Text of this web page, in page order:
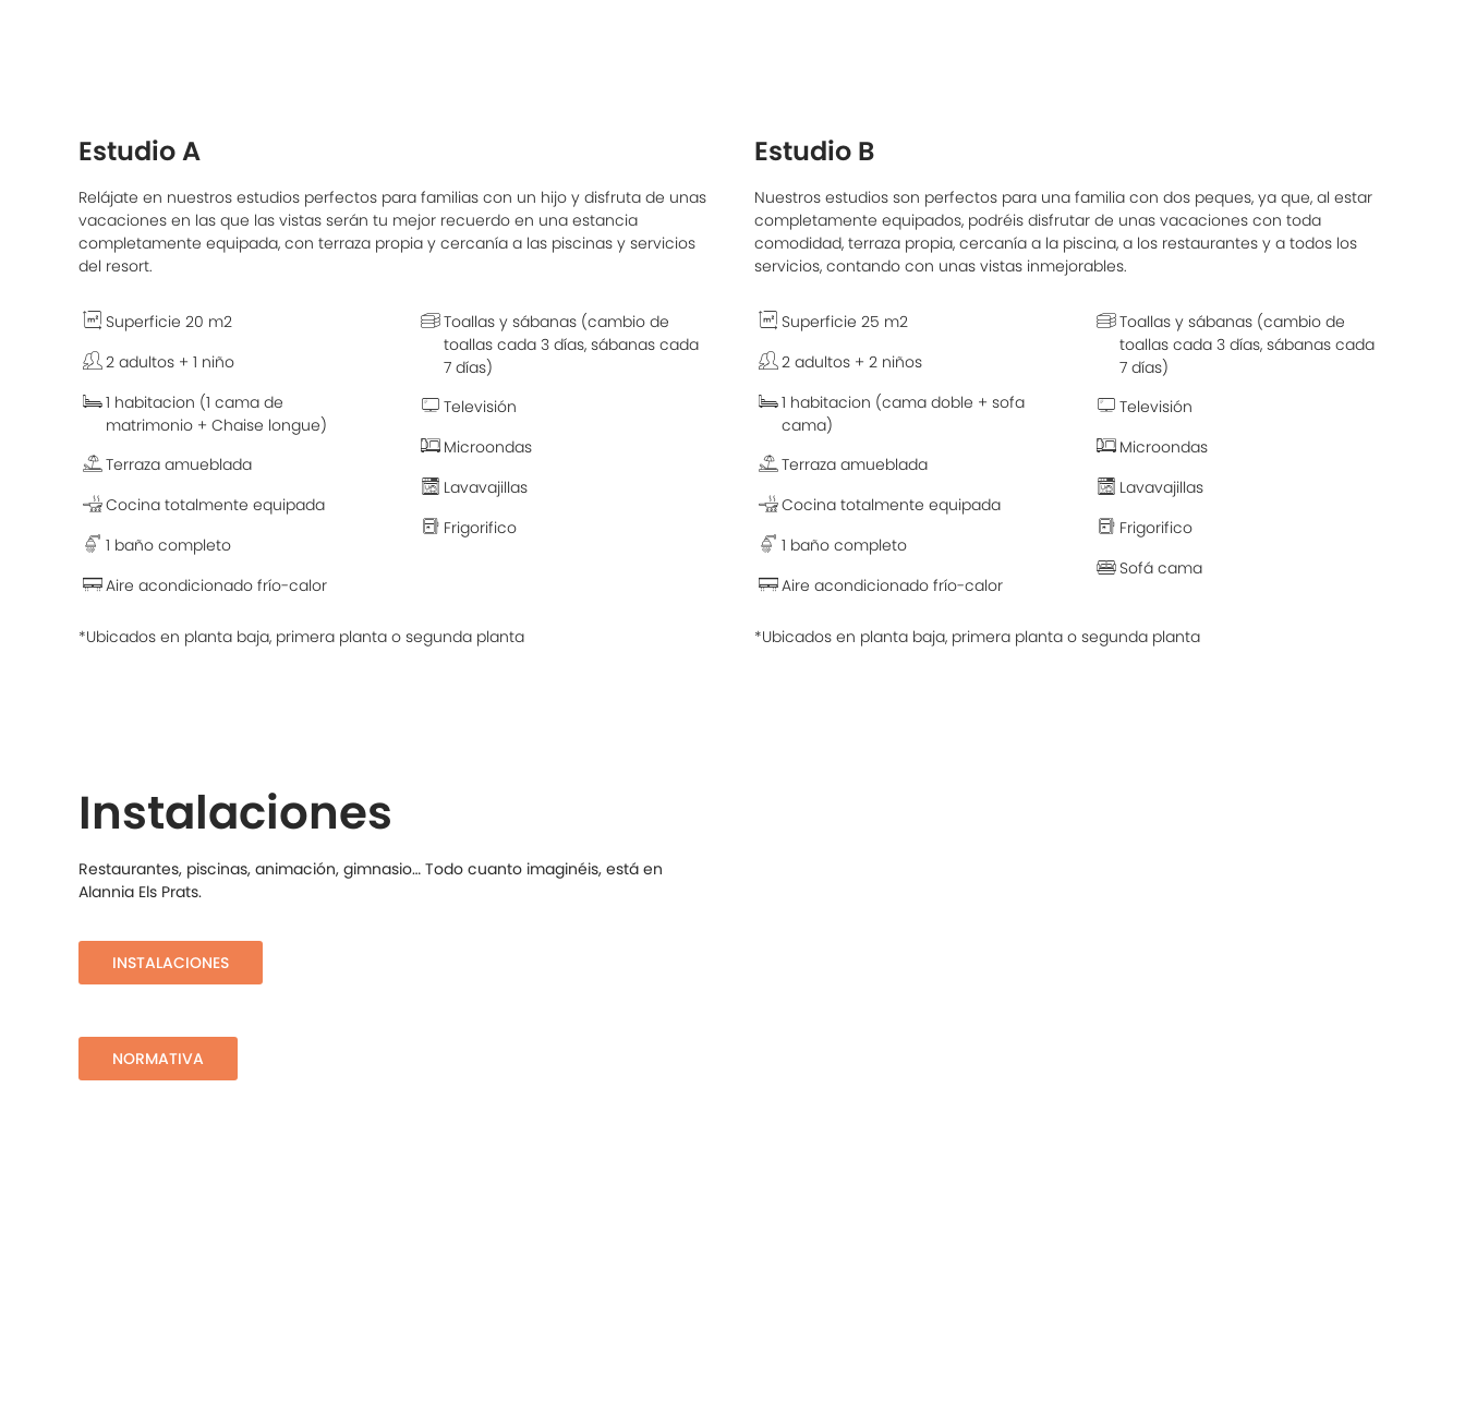
Estudio A
Relájate en nuestros estudios perfectos para familias con un hijo y disfruta de unas
vacaciones en las que las vistas serán tu mejor recuerdo en una estancia
completamente equipada, con terraza propia y cercanía a las piscinas y servicios
del resort.
Superficie 20 m2
2 adultos + 1 niño
1 habitacion (1 cama de
matrimonio + Chaise longue)
Terraza amueblada
Cocina totalmente equipada
1 baño completo
Aire acondicionado frío-calor
Toallas y sábanas (cambio de
toallas cada 3 días, sábanas cada
7 días)
Televisión
Microondas
Lavavajillas
Frigorifico
*Ubicados en planta baja, primera planta o segunda planta
Estudio B
Nuestros estudios son perfectos para una familia con dos peques, ya que, al estar
completamente equipados, podréis disfrutar de unas vacaciones con toda
comodidad, terraza propia, cercanía a la piscina, a los restaurantes y a todos los
servicios, contando con unas vistas inmejorables.
Superficie 25 m2
2 adultos + 2 niños
1 habitacion (cama doble + sofa
cama)
Terraza amueblada
Cocina totalmente equipada
1 baño completo
Aire acondicionado frío-calor
Toallas y sábanas (cambio de
toallas cada 3 días, sábanas cada
7 días)
Televisión
Microondas
Lavavajillas
Frigorifico
Sofá cama
*Ubicados en planta baja, primera planta o segunda planta
Instalaciones
Restaurantes, piscinas, animación, gimnasio… Todo cuanto imaginéis, está en
Alannia Els Prats.
INSTALACIONES
NORMATIVA